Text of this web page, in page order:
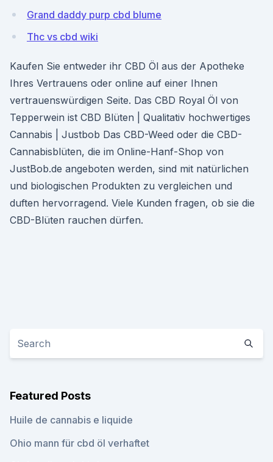
Grand daddy purp cbd blume
Thc vs cbd wiki
Kaufen Sie entweder ihr CBD Öl aus der Apotheke
Ihres Vertrauens oder online auf einer Ihnen
vertrauenswürdigen Seite. Das CBD Royal Öl von
Tepperwein ist CBD Blüten | Qualitativ hochwertiges
Cannabis | Justbob Das CBD-Weed oder die CBD-
Cannabisblüten, die im Online-Hanf-Shop von
JustBob.de angeboten werden, sind mit natürlichen
und biologischen Produkten zu vergleichen und
duften hervorragend. Viele Kunden fragen, ob sie die
CBD-Blüten rauchen dürfen.
Featured Posts
Huile de cannabis e liquide
Ohio mann für cbd öl verhaftet